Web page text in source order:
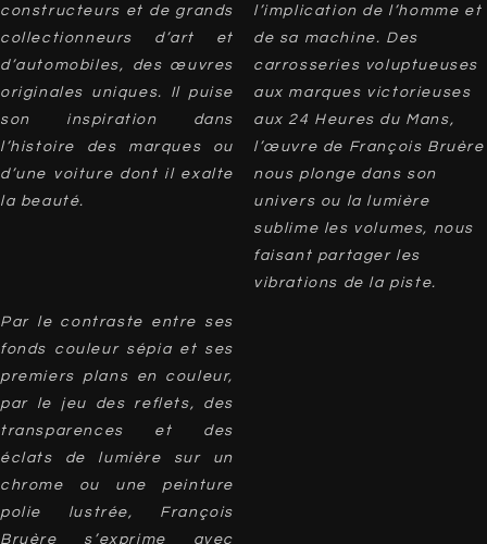
constructeurs et de grands
collectionneurs d’art et
d’automobiles, des œuvres
originales uniques. Il puise
son inspiration dans
l’histoire des marques ou
d’une voiture dont il exalte
la beauté.
l’implication de l’homme et
de sa machine. Des
carrosseries voluptueuses
aux marques victorieuses
aux 24 Heures du Mans,
l’œuvre de François Bruère
nous plonge dans son
univers ou la lumière
sublime les volumes, nous
faisant partager les
vibrations de la piste.
Par le contraste entre ses
fonds couleur sépia et ses
premiers plans en couleur,
par le jeu des reflets, des
transparences et des
éclats de lumière sur un
chrome ou une peinture
polie lustrée, François
Bruère s’exprime avec